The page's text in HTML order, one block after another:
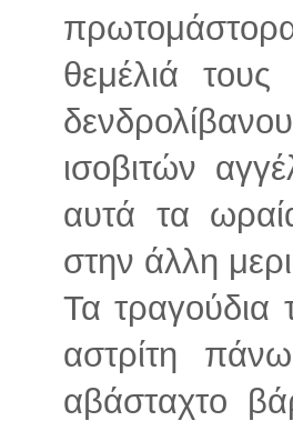
θεμέλιά
ισοβιτών
αυτά τα
στην άλλη
Τα τραγούδια
αστρίτη
αβάσταχτο